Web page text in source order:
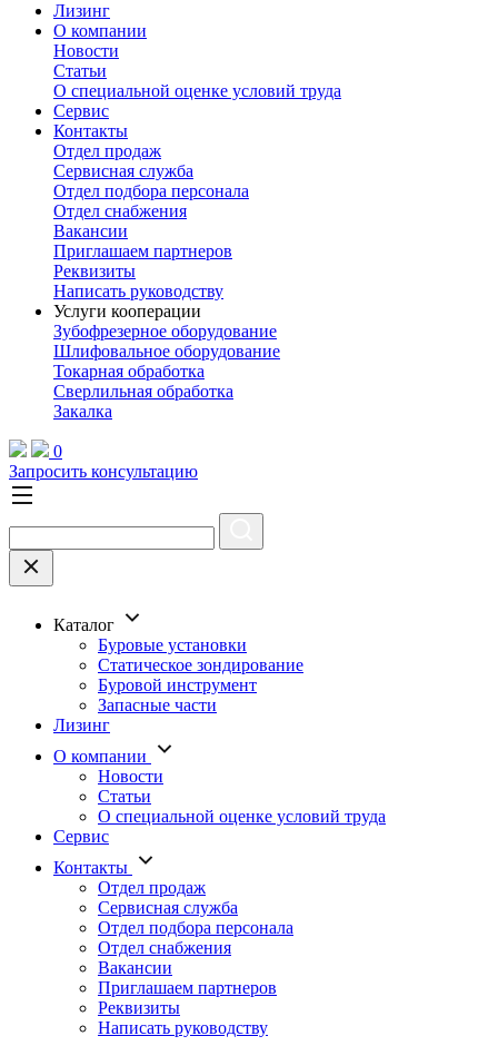
Лизинг
О компании
Новости
Статьи
О специальной оценке условий труда
Сервис
Контакты
Отдел продаж
Сервисная служба
Отдел подбора персонала
Отдел снабжения
Вакансии
Приглашаем партнеров
Реквизиты
Написать руководству
Услуги кооперации
Зубофрезерное оборудование
Шлифовальное оборудование
Токарная обработка
Cверлильная обработка
Закалка
0
Запросить консультацию
Каталог
Буровые установки
Статическое зондирование
Буровой инструмент
Запасные части
Лизинг
О компании
Новости
Статьи
О специальной оценке условий труда
Сервис
Контакты
Отдел продаж
Сервисная служба
Отдел подбора персонала
Отдел снабжения
Вакансии
Приглашаем партнеров
Реквизиты
Написать руководству